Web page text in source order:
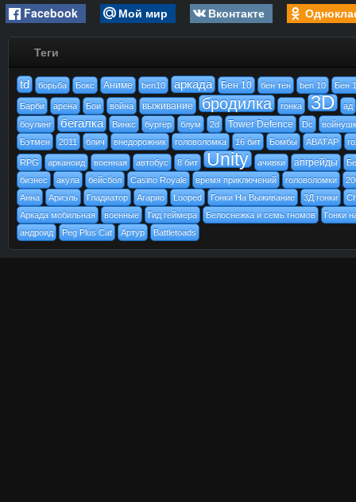
Facebook Мой мир Вконтакте
Теги
td борьба Бокс Аниме ben10 аркада Бен 10 бен тен ben 10 Бен
Барби арена Бои война выживание бродилка гонка 3D
ад
боулинг
бегалка Винкс бургер блум 2d Tower Defence Dc
Бэтмен
2011 блич внедорожник головоломка 16 бит Бомбы АВАТАР
RPG арканоид военная автобус 8 бит Unity ачивки апгрейды
бизнес
акула бейсбол Casino Royale время приключений головоломки
Анна
Ариэль Гладиатор Агарио Looped Гонки На Выживание 3Д гонки
Аркада мобильная
военные Гид геймера Белоснежка и семь гномов
Гонки
андроид
Peg Plus Cat Артур Battletoads